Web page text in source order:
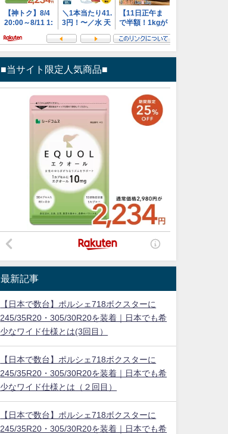
■当サイト限定人気商品■
最新記事
【日本で数台】ポルシェ718ボクスターに
245/35R20・305/30R20を装着｜日本でも希
少なワイド仕様とは(3回目）
【日本で数台】ポルシェ718ボクスターに
245/35R20・305/30R20を装着｜日本でも希
少なワイド仕様とは（２回目）
【日本で数台】ポルシェ718ボクスターに
245/35R20・305/30R20を装着｜日本でも希